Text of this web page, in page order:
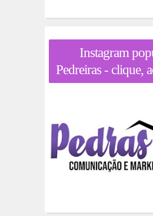
Instagram
Pedreiras - clique,